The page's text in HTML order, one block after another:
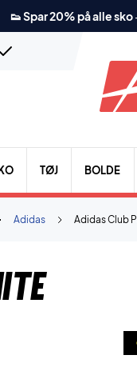
👟 Spar 20% på alle sko
TØJ BOLDE
Adidas Club
Adidas